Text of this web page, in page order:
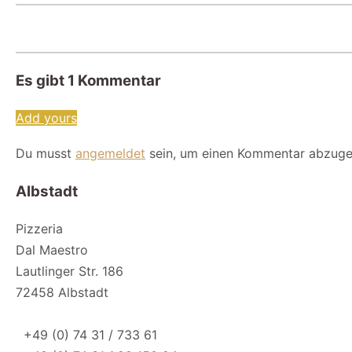
Es gibt 1 Kommentar
Add yours
Du musst angemeldet sein, um einen Kommentar
Albstadt
Pizzeria
Dal Maestro
Lautlinger Str. 186
72458 Albstadt
+49 (0) 74 31 / 733 61